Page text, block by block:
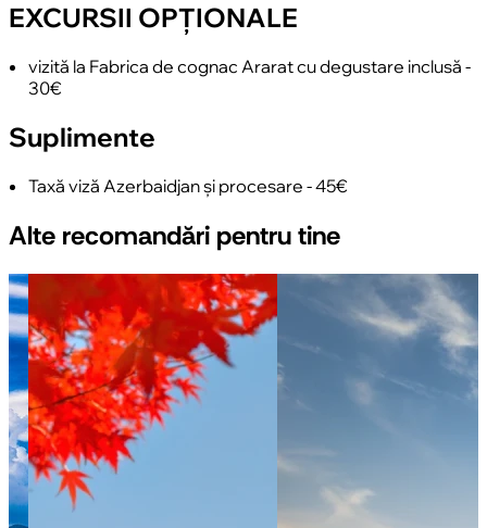
EXCURSII OPȚIONALE
vizită la Fabrica de cognac Ararat cu degustare inclusă -
30€
Suplimente
Taxă viză Azerbaidjan și procesare - 45€
Alte recomandări pentru tine